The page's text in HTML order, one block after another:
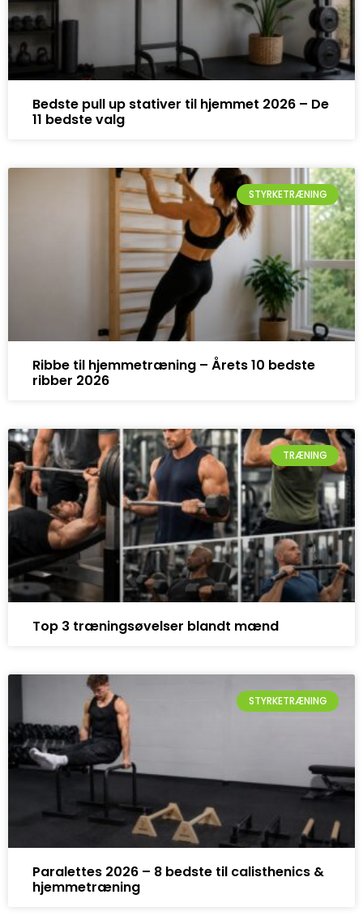
Bedste pull up stativer til hjemmet 2026 – De
11 bedste valg
STYRKETRÆNING
Ribbe til hjemmetræning – Årets 10 bedste
ribber 2026
TRÆNING
Top 3 træningsøvelser blandt mænd
STYRKETRÆNING
Paralettes 2026 – 8 bedste til calisthenics &
hjemmetræning